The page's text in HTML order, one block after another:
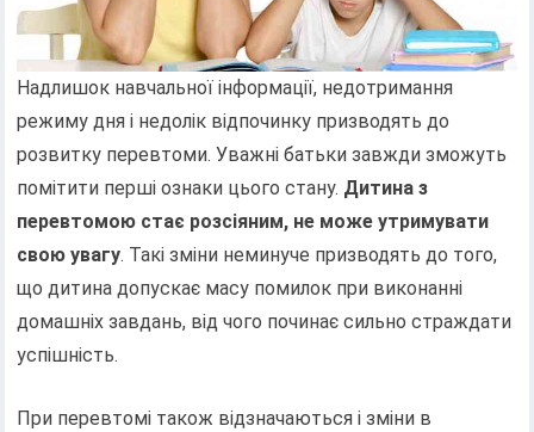
Надлишок навчальної інформації, недотримання
режиму дня і недолік відпочинку призводять до
розвитку перевтоми. Уважні батьки завжди зможуть
помітити перші ознаки цього стану. Дитина з
перевтомою стає розсіяним, не може утримувати
свою увагу. Такі зміни неминуче призводять до того,
що дитина допускає масу помилок при виконанні
домашніх завдань, від чого починає сильно страждати
успішність.
При перевтомі також відзначаються і зміни в